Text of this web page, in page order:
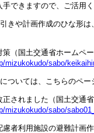
できますので、ご活用く
きや計画作成のひな形は
国土交通省ホームペー
mizukokudo/sabo/
ついては、こちらのペー
れました（国土交通省
mizukokudo/sabo/
慮者利用施設の避難計画